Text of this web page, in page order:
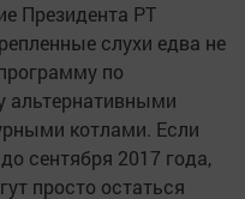
Президента РТ
слухи едва не
по
альтернативными
котлами. Если
сентября 2017 года,
просто остаться